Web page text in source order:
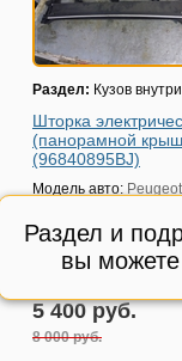
Раздел и
вы можете
Раздел: Кузов внутри
Шторка
(панорамной
(96840895BJ)
Модель авто: Peugeot
Артикул:96840895BJ
Состояние:целый
5 400 руб.
8 000 руб.